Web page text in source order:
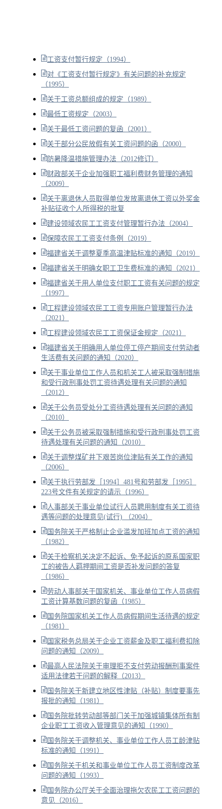
工资支付暂行规定（1994）
对《工资支付暂行规定》有关问题的补充规定
（1995）
关于工资总额组成的规定（1989）
最低工资规定（2003）
关于最低工资问题的复函（2001）
关于部分公民放假有关工资问题的函（2000）
防暑降温措施管理办法（2012修订）
财政部关于企业加强职工福利费财务管理的通知
（2009）
关于离退休人员取得单位发放离退休工资以外奖金
补贴征收个人所得税的批复
建设领域农民工工资支付管理暂行办法（2004）
保障农民工工资支付条例（2019）
福建省关于调整夏季高温津贴标准的通知（2019）
福建省关于明确女职工卫生费标准的通知（2021）
福建省关于用人单位支付职工工资有关问题的规定
（1997）
工程建设领域农民工工资专用账户管理暂行办法
（2021）
工程建设领域农民工工资保证金规定（2021）
福建省关于明确用人单位停工停产期间支付劳动者
生活费有关问题的通知（2020）
关于事业单位工作人员和机关工人被采取强制措施
和受行政刑事处罚工资待遇处理有关问题的通知
（2012）
关于公务员受处分工资待遇处理有关问题的通知
（2010）
关于公务员被采取强制措施和受行政刑事处罚工资
待遇处理有关问题的通知（2010）
关于调整煤矿井下艰苦岗位津贴有关工作的通知
（2006）
关于执行劳部发［1994］481号和劳部发［1995］
223号文件有关规定的请示（1996）
人事部关于事业单位试行人员聘用制度有关工资待
遇等问题的处理意见(试行) （2004）
国务院关于严格制止企业滥发加班加点工资的通知
（1982）
关于检察机关决定不起诉、免予起诉的原系国家职
工的被告人羁押期间工资是否补发问题的答复
（1986）
劳动人事部关于国家机关、事业单位工作人员病假
工资计算基数问题的复函（1985）
国务院国家机关工作人员病假期间生活待遇的规定
（1981）
国家税务总局关于企业工资薪金及职工福利费扣除
问题的通知（2009）
最高人民法院关于审理拒不支付劳动报酬刑事案件
适用法律若干问题的解释（2013）
国务院关于新建立地区性津贴（补贴）制度要事先
报批的通知（1981）
国务院批转劳动部等部门关于加强城镇集体所有制
企业职工工资收入管理意见的通知（1990）
国务院关于调整机关、事业单位工作人员工龄津贴
标准的通知（1991）
国务院关于机关和事业单位工作人员工资制度改革
问题的通知（1993）
国务院办公厅关于全面治理拖欠农民工工资问题的
意见（2016）